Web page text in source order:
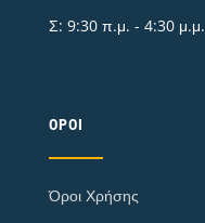
Σ: 9:30 π.μ. - 4:30 μ.μ.
ΌΡΟΙ
Όροι Χρήσης